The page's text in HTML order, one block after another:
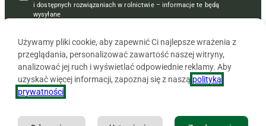
i dostępnych rozwiązaniach w rolnictwie – informacje te będą
wysyłane
Używamy pliki cookie, aby zapewnić Ci najlepsze wrażenia z
przeglądania, personalizować zawartość naszej witryny,
analizować jej ruch i wyświetlać odpowiednie reklamy. Aby
uzyskać więcej informacji, zapoznaj się z naszą polityką
prywatności